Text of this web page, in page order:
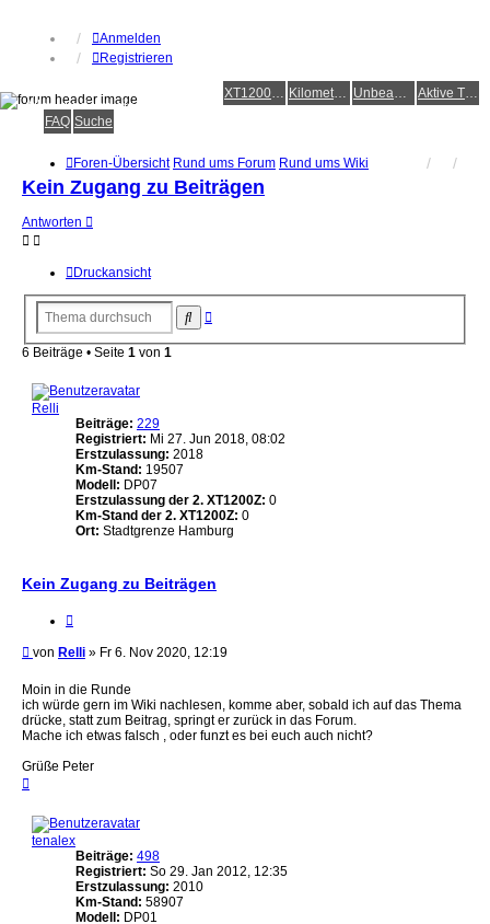
Anmelden
Registrieren
XT1200Z-Wiki Kilometerstatistik Unbeantwortete Themen Aktive Themen
Alles rund um die Yamaha XT1200Z Super Ténéré
FAQ Suche
Foren-Übersicht Rund ums Forum Rund ums Wiki
Kein Zugang zu Beiträgen
Antworten
Druckansicht
SucheSuche
6 Beiträge • Seite 1 von 1
Relli
Beiträge: 229
Registriert: Mi 27. Jun 2018, 08:02
Erstzulassung: 2018
Km-Stand: 19507
Modell: DP07
Erstzulassung der 2. XT1200Z: 0
Km-Stand der 2. XT1200Z: 0
Ort: Stadtgrenze Hamburg
Kein Zugang zu Beiträgen
Beitrag
von Relli » Fr 6. Nov 2020, 12:19
Moin in die Runde
ich würde gern im Wiki nachlesen, komme aber, sobald ich auf das Thema
drücke, statt zum Beitrag, springt er zurück in das Forum.
Mache ich etwas falsch , oder funzt es bei euch auch nicht?
Grüße Peter
oben
tenalex
Beiträge: 498
Registriert: So 29. Jan 2012, 12:35
Erstzulassung: 2010
Km-Stand: 58907
Modell: DP01